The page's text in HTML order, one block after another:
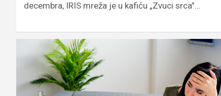
decembra, IRIS mreža je u kafiću „Zvuci srca”…